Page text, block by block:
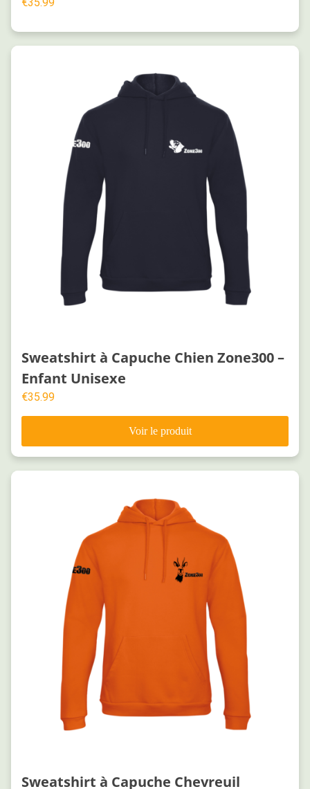
€35.99
Sweatshirt à Capuche Chien Zone300 –
Enfant Unisexe
€35.99
Sweatshirt à Capuche Chevreuil